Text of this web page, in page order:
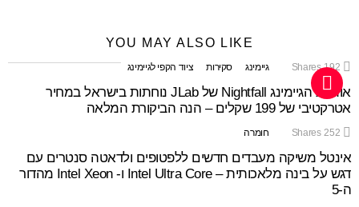
YOU MAY ALSO LIKE
192
Shares גיימינג סקירות ציוד הקפי לגיימינג
אוזניות הגיימינג Nightfall של JLab נוחתות בישראל במחיר
אטרקטיבי של 199 שקלים – הנה הביקורת המלאה
252
Shares חומרה
אינטל משיקה מעבדים חדשים ללפטופים ולדאטה סנטרים עם
דגש על בינה מלאכותית – Intel Ultra Core ו- Intel Xeon מהדור
ה-5